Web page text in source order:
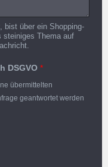
bist über ein Shopping-
steiniges Thema auf
DSGVO *
übermittelten
geantwortet werden